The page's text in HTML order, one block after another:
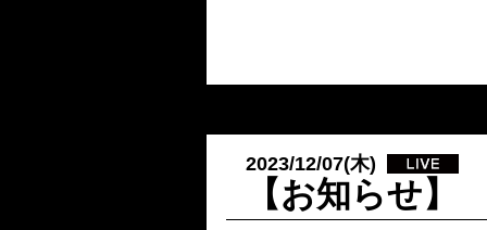
2023/12/07(木)
【お知らせ】